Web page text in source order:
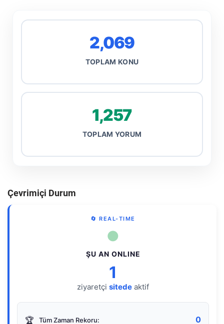
2,069
TOPLAM KONU
1,257
TOPLAM YORUM
Çevrimiçi Durum
🔄 REAL-TIME
●
ŞU AN ONLINE
1
ziyaretçi sitede aktif
🏆 Tüm Zaman Rekoru: 0